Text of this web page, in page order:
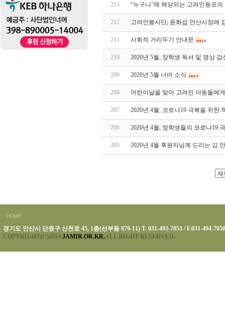
213 “누구나”에 해당되는 고려인동포
212 고려인봉사단, 윤화섭 안산시장에
211 사회적 거리두기 안내문
210 2020년 5월, 장학생 독서 및 영상 감
209 2020년 5월 너머 소식
208 어린이날을 맞아 고려인 아동들에
207 2020년 4월, 코로나19 극복을 위한
206 2020년 4월, 장학생들의 코로나19
205 2020년 4월 후원자님께 드리는 김
경기도 안산시 단원구 신천로 45, 1층(선부동 979-11) T. 031-493-7053 / F.031-494-7050
COPYRIGHT(C)2014.JAMIR.OR.KR.ALL RIGHT RESERVED.